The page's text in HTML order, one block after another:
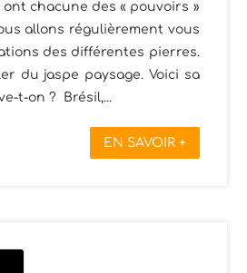
ont chacune des « pouvoirs »
allons régulièrement vous
des différentes pierres.
du jaspe paysage. Voici sa
t-on ? Brésil,...
EN SAVOIR +